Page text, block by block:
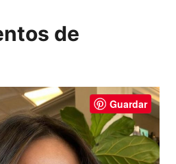
de
Guardar